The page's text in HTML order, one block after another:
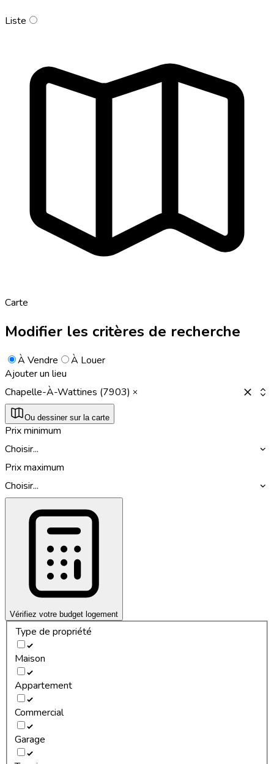
Liste
Carte
Modifier les critères de recherche
À Vendre
À Louer
Ajouter un lieu
Chapelle-À-Wattines (7903)
Ou dessiner sur la carte
Prix minimum
Choisir...
Prix maximum
Choisir...
Vérifiez votre budget logement
Type de propriété
Maison
Appartement
Commercial
Garage